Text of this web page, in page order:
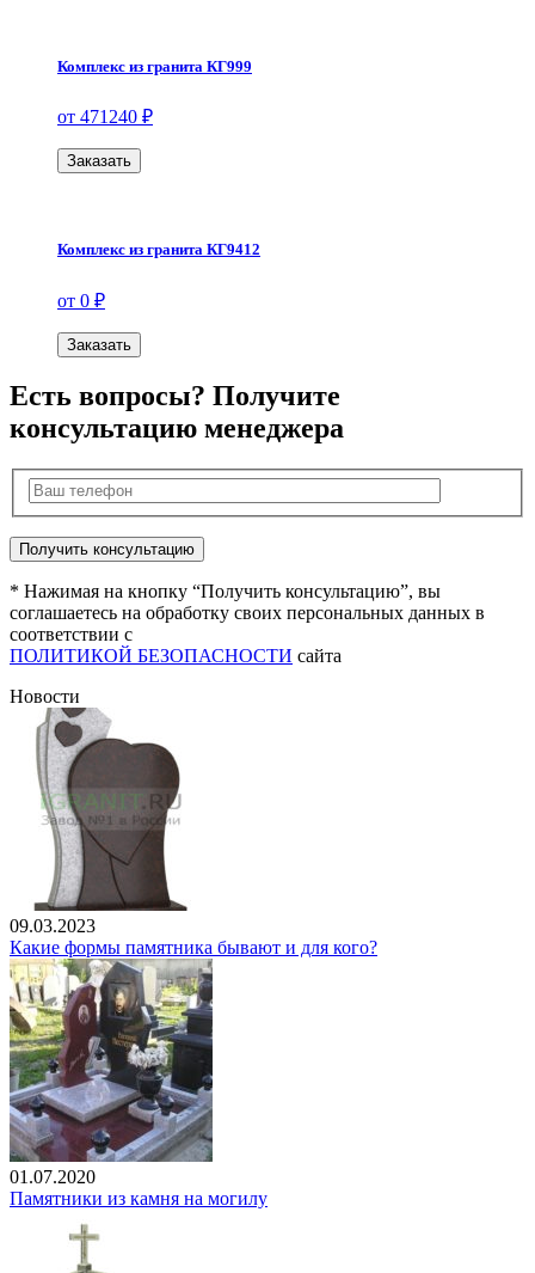
Комплекс из гранита КГ999
от 471240 ₽
Заказать
Комплекс из гранита КГ9412
от 0 ₽
Заказать
Есть вопросы? Получите
консультацию менеджера
* Нажимая на кнопку “Получить консультацию”, вы
соглашаетесь на обработку своих персональных данных в
соответствии с
ПОЛИТИКОЙ БЕЗОПАСНОСТИ сайта
Новости
09.03.2023
Какие формы памятника бывают и для кого?
01.07.2020
Памятники из камня на могилу